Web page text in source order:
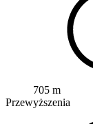
705 m
Przewyższenia